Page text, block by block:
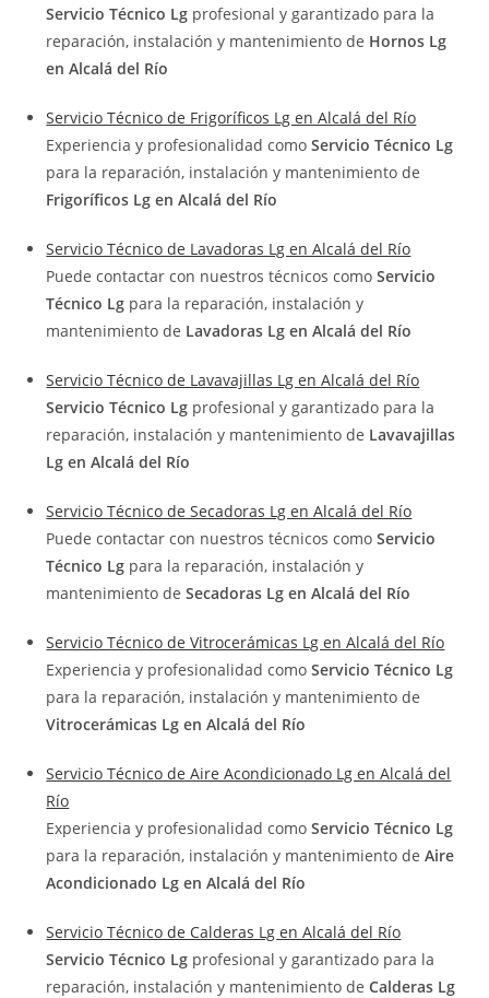
Servicio Técnico Lg profesional y garantizado para la
reparación, instalación y mantenimiento de Hornos Lg
en Alcalá del Río
Servicio Técnico de Frigoríficos Lg en Alcalá del Río
Experiencia y profesionalidad comoServicio Técnico Lg
para la reparación, instalación y mantenimiento de
Frigoríficos Lg en Alcalá del Río
Servicio Técnico de Lavadoras Lg en Alcalá del Río
Puede contactar con nuestros técnicos comoServicio
Técnico Lg para la reparación, instalación y
mantenimiento de Lavadoras Lg en Alcalá del Río
Servicio Técnico de Lavavajillas Lg en Alcalá del Río
Servicio Técnico Lg profesional y garantizado para la
reparación, instalación y mantenimiento de Lavavajillas
Lg en Alcalá del Río
Servicio Técnico de Secadoras Lg en Alcalá del Río
Puede contactar con nuestros técnicos comoServicio
Técnico Lg para la reparación, instalación y
mantenimiento deSecadoras Lg en Alcalá del Río
Servicio Técnico de Vitrocerámicas Lg en Alcalá del Río
Experiencia y profesionalidad comoServicio Técnico Lg
para la reparación, instalación y mantenimiento de
Vitrocerámicas Lg en Alcalá del Río
Servicio Técnico de Aire Acondicionado Lg en Alcalá del
Río
Experiencia y profesionalidad comoServicio Técnico Lg
para la reparación, instalación y mantenimiento deAire
Acondicionado Lg en Alcalá del Río
Servicio Técnico de Calderas Lg en Alcalá del Río
Servicio Técnico Lg profesional y garantizado para la
reparación, instalación y mantenimiento deCalderas Lg